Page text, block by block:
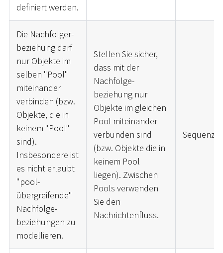
definiert werden.
Die Nachfolger-
beziehung darf
nur Objekte im
selben "Pool"
miteinander
verbinden (bzw.
Objekte, die in
keinem "Pool"
sind).
Insbesondere ist
es nicht erlaubt
"pool-
übergreifende"
Nachfolge-
beziehungen zu
modellieren.
Stellen Sie sicher,
dass mit der
Nachfolge-
beziehung nur
Objekte im gleichen
Pool miteinander
verbunden sind
(bzw. Objekte die in
keinem Pool
liegen). Zwischen
Pools verwenden
Sie den
Nachrichtenfluss.